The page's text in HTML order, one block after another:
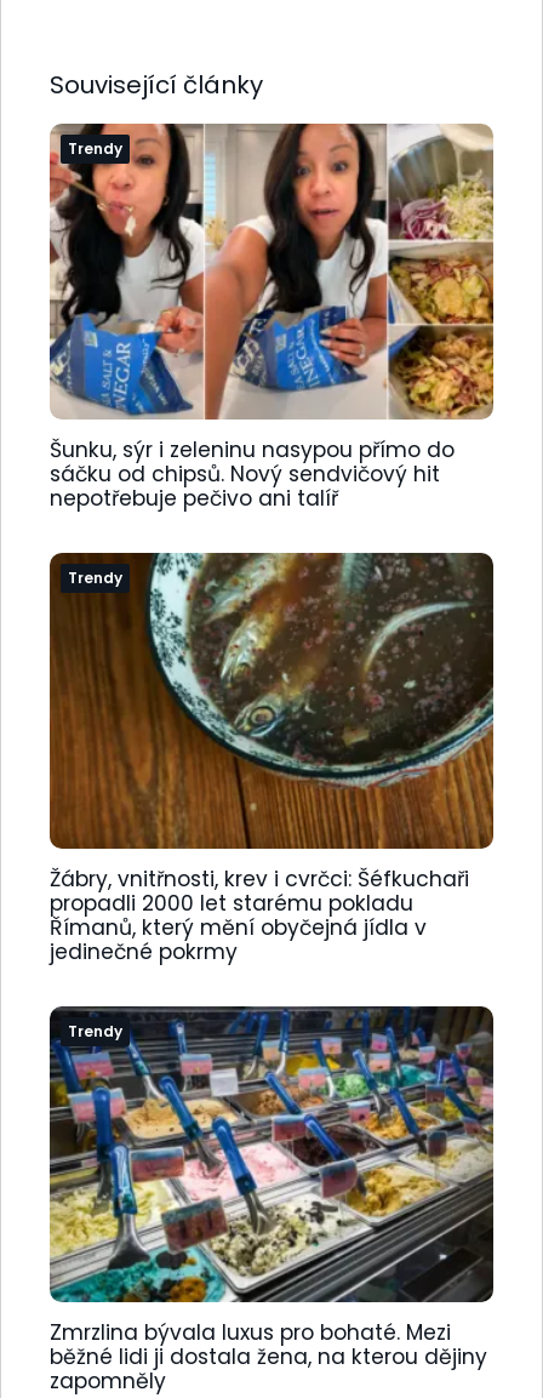
Související články
Trendy
Šunku, sýr i zeleninu nasypou přímo do
sáčku od chipsů. Nový sendvičový hit
nepotřebuje pečivo ani talíř
Trendy
Žábry, vnitřnosti, krev i cvrčci: Šéfkuchaři
propadli 2000 let starému pokladu
Římanů, který mění obyčejná jídla v
jedinečné pokrmy
Trendy
Zmrzlina bývala luxus pro bohaté. Mezi
běžné lidi ji dostala žena, na kterou dějiny
zapomněly